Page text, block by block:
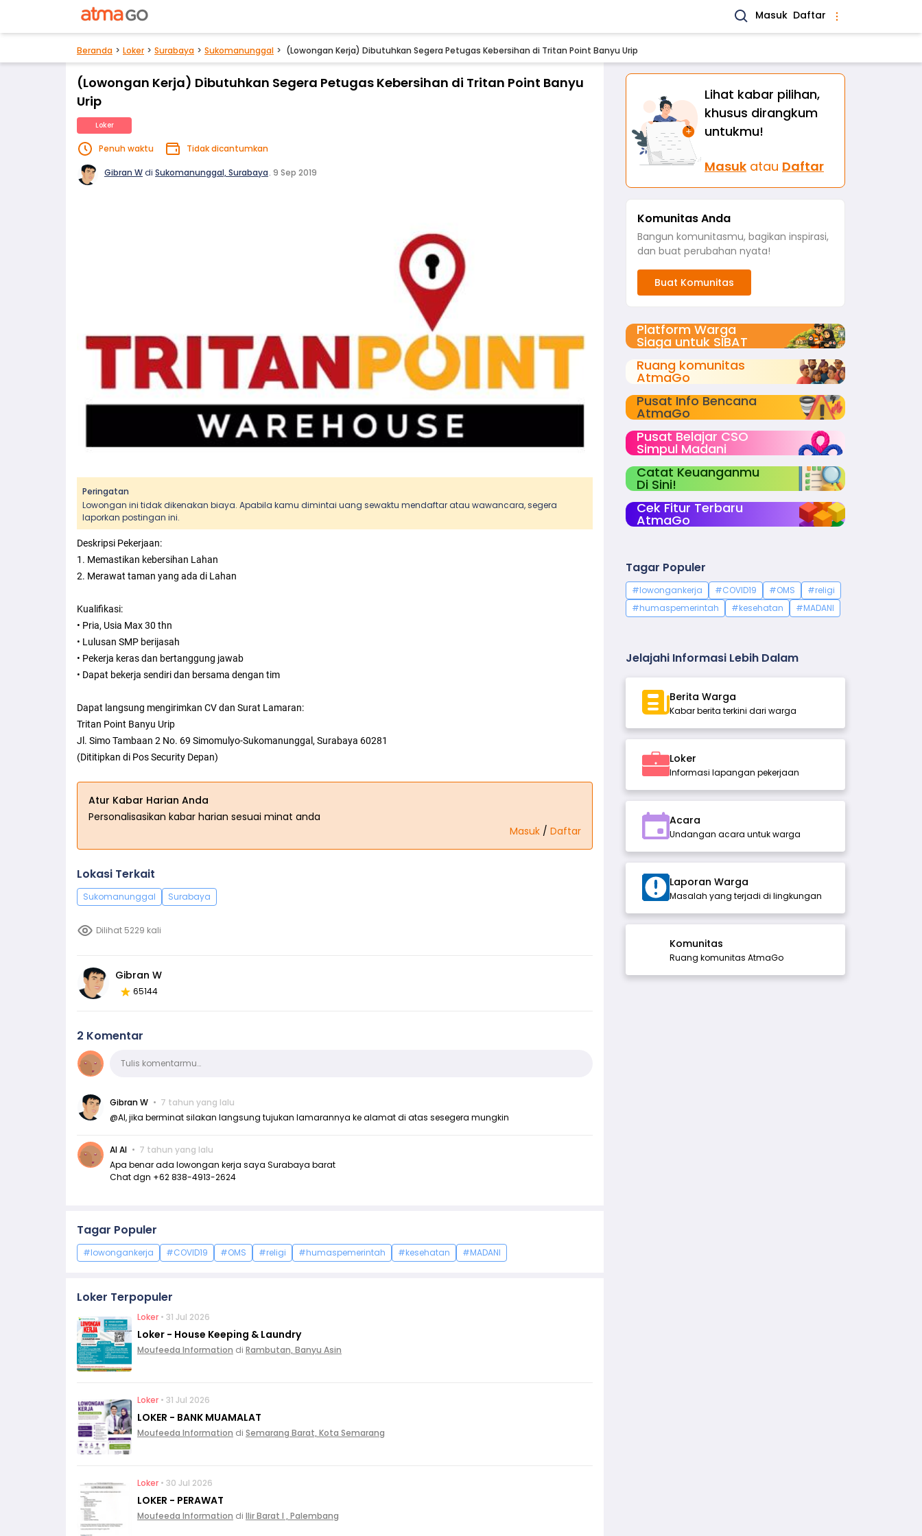
Masuk Daftar
Beranda Loker Surabaya Sukomanunggal (Lowongan Kerja) Dibutuhkan Segera Petugas Kebersihan di Tritan Point Banyu Urip
(Lowongan Kerja) Dibutuhkan Segera Petugas Kebersihan di Tritan Point Banyu
Urip
Loker
Penuh waktu Tidak dicantumkan
Gibran Wdi Sukomanunggal, Surabaya. 9 Sep 2019
Peringatan
Lowongan ini tidak dikenakan biaya. Apabila kamu dimintai uang sewaktu mendaftar atau wawancara, segera
laporkan postingan ini.
Deskripsi Pekerjaan:
1. Memastikan kebersihan Lahan
2. Merawat taman yang ada di Lahan
Kualifikasi:
• Pria, Usia Max 30 thn
• Lulusan SMP berijasah
• Pekerja keras dan bertanggung jawab
• Dapat bekerja sendiri dan bersama dengan tim
Dapat langsung mengirimkan CV dan Surat Lamaran:
Tritan Point Banyu Urip
Jl. Simo Tambaan 2 No. 69 Simomulyo-Sukomanunggal, Surabaya 60281
(Dititipkan di Pos Security Depan)
Atur Kabar Harian Anda
Personalisasikan kabar harian sesuai minat anda
Masuk / Daftar
Lokasi Terkait
Sukomanunggal Surabaya
Dilihat 5229 kali
Gibran W
65144
2 Komentar
KomentarTulis komentarmu…
Gibran W
7 tahun yang lalu
@Al, jika berminat silakan langsung tujukan lamarannya ke alamat di atas sesegera mungkin
Al Al
7 tahun yang lalu
Apa benar ada lowongan kerja saya Surabaya barat
Chat dgn +62 838-4913-2624
Tagar Populer
#lowongankerja #COVID19 #OMS #religi #humaspemerintah #kesehatan #MADANI
Loker Terpopuler
Loker • 31 Jul 2026
Loker - House Keeping & Laundry
Moufeeda Information di Rambutan, Banyu Asin
Loker • 31 Jul 2026
LOKER - BANK MUAMALAT
Moufeeda Information di Semarang Barat, Kota Semarang
Loker • 30 Jul 2026
LOKER - PERAWAT
Moufeeda Information di Ilir Barat I , Palembang
Lihat kabar pilihan,
khusus dirangkum
untukmu!
Masuk atau Daftar
Komunitas Anda
Bangun komunitasmu, bagikan inspirasi,
dan buat perubahan nyata!
Buat Komunitas
Platform Warga
Siaga untuk SIBAT
Ruang komunitas
AtmaGo
Pusat Info Bencana
AtmaGo
Pusat Belajar CSO
Simpul Madani
Catat Keuanganmu
Di Sini!
Cek Fitur Terbaru
AtmaGo
Tagar Populer
#lowongankerja #COVID19 #OMS
#religi
#humaspemerintah
#kesehatan #MADANI
Jelajahi Informasi Lebih Dalam
Berita Warga
Kabar berita terkini dari warga
Loker
Informasi lapangan pekerjaan
Acara
Undangan acara untuk warga
Laporan Warga
Masalah yang terjadi di lingkungan
Komunitas
Ruang komunitas AtmaGo